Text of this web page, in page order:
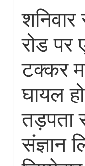
रोड पर
टक्कर
घायल
तड़पता
संज्ञान